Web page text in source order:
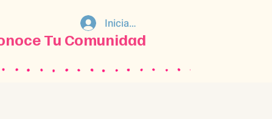
Tu Comunidad
Iniciar sesión